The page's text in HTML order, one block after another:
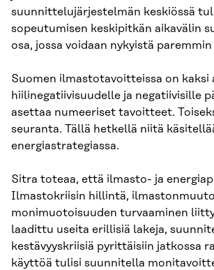
suunnittelujärjestelmän keskiössä
sopeutumisen keskipitkän aikavälin
osa, jossa voidaan nykyistä
Suomen ilmastotavoitteissa on
hiilinegatiivisuudelle ja negatiivisille
asettaa numeeriset tavoitteet.
seuranta. Tällä hetkellä niitä
energiastrategiassa.
Sitra toteaa, että ilmasto- ja
Ilmastokriisin hillintä,
monimuotoisuuden turvaaminen
laadittu useita erillisiä lakeja,
kestävyyskriisiä pyrittäisiin jatkossa
käyttöä tulisi suunnitella